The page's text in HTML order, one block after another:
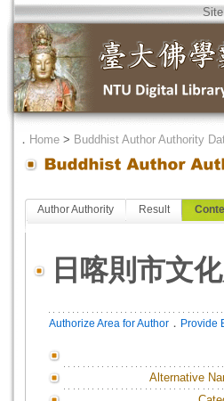
． Home > Buddhist Author Authority
Author Authority Result
日喀則市文
Authorize Area for Author ． Provide
Alternative